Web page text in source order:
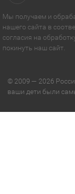
Мы получаем и
нашего сайта в
согласия на
покинуть наш сайт.
© 2009 — 2026
ваши дети были